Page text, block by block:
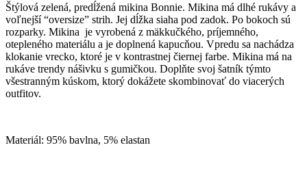
Štýlová zelená, predĺžená mikina Bonnie. Mikina má dlhé rukávy a
voľnejší “oversize” strih. Jej dĺžka siaha pod zadok. Po bokoch sú
rozparky. Mikina je vyrobená z mäkkučkého, príjemného,
otepleného materiálu a je doplnená kapucňou. Vpredu sa nachádza
klokanie vrecko, ktoré je v kontrastnej čiernej farbe. Mikina má na
rukáve trendy nášivku s gumičkou. Doplňte svoj šatník týmto
všestranným kúskom, ktorý dokážete skombinovať do viacerých
outfitov.
Materiál: 95% bavlna, 5% elastan